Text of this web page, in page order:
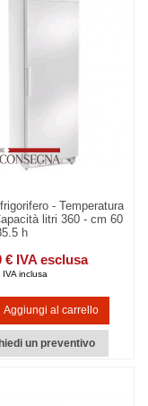
- Temperatura
litri 360 - cm 60
h
€ IVA esclusa
inclusa
Aggiungi al carrello
un preventivo